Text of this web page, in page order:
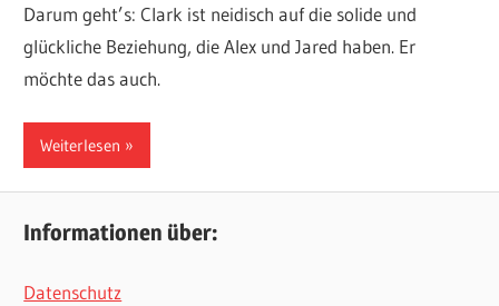
Darum geht’s: Clark ist neidisch auf die solide und
glückliche Beziehung, die Alex und Jared haben. Er
möchte das auch.
Weiterlesen
Informationen über:
Datenschutz